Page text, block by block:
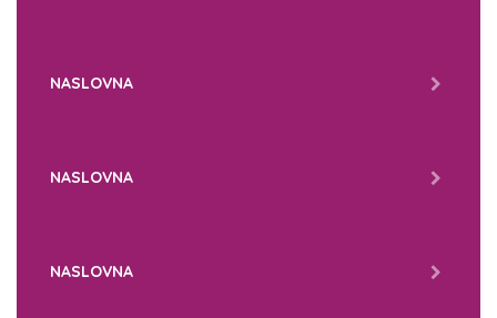
NASLOVNA
NASLOVNA
NASLOVNA